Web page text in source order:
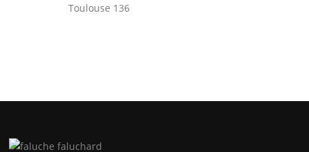
Toulouse 136